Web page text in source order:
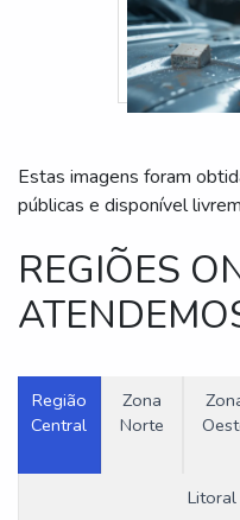
Estas imagens foram
públicas e disponível
REGIÕES
Região
Central
Zona
Norte
Litoral